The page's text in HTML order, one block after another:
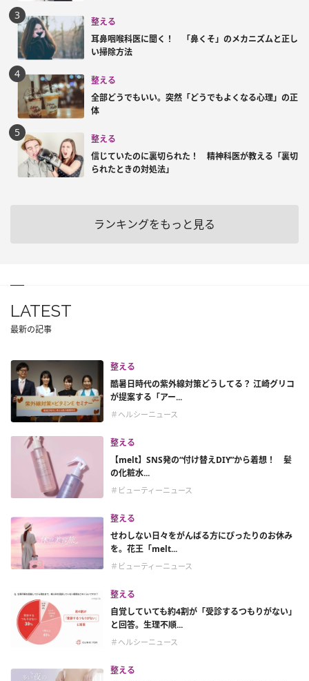
整える
耳鼻咽喉科医に聞く！ 「鼻くそ」のメカニズムと正し
い掃除方法
整える
全部どうでもいい。突然「どうでもよくなる心理」の正
体
整える
信じていたのに裏切られた！ 精神科医が教える「裏切
られたときの対処法」
ランキングをもっと見る
LATEST
最新の記事
整える
酷暑日時代の紫外線対策どうしてる？ 江崎グリコ
が提案する「アー...
＃ヘルシーニュース
整える
【melt】SNS発の“付け替えDIY”から着想！ 髪
の化粧水...
＃ビューティーニュース
整える
せわしない日々をがんばる方にぴったりのお休み
を。花王「melt...
＃ビューティーニュース
整える
自覚していても約4割が「受診するつもりがない」
と回答。生理不順...
＃ヘルシーニュース
整える